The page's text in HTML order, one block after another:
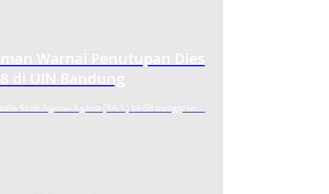
Warnai Penutupan Dies
di UIN Bandung
Studi Agama-Agama (SAA) ke-58 menggelar…